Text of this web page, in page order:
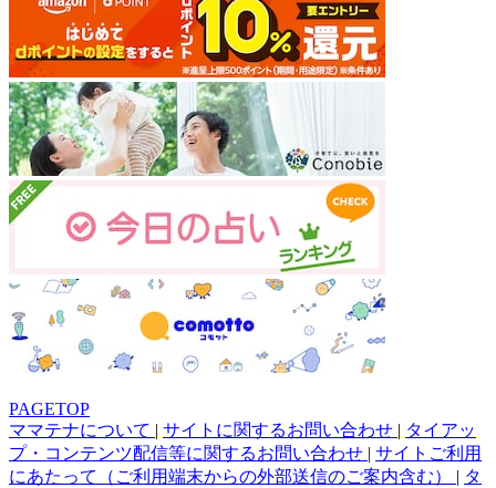
PAGETOP
ママテナについて | サイトに関するお問い合わせ | タイアッ
プ・コンテンツ配信等に関するお問い合わせ | サイトご利用
にあたって（ご利用端末からの外部送信のご案内含む） | タ